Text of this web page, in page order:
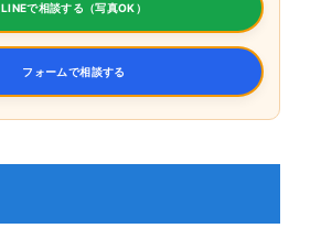
LINEで相談する（写真OK）
フォームで相談する